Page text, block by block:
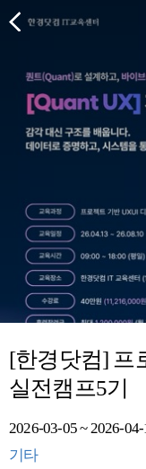
[한경닷컴] 프
실전캠프5기
2026-03-05 ~ 2026-04-
기타